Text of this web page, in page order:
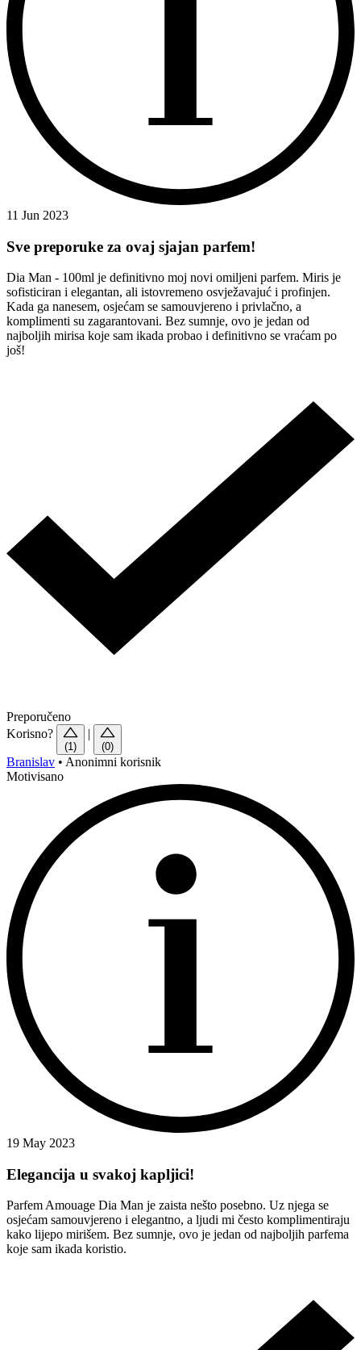
11 Jun 2023
Sve preporuke za ovaj sjajan parfem!
Dia Man - 100ml je definitivno moj novi omiljeni parfem. Miris je
sofisticiran i elegantan, ali istovremeno osvježavajuć i profinjen.
Kada ga nanesem, osjećam se samouvjereno i privlačno, a
komplimenti su zagarantovani. Bez sumnje, ovo je jedan od
najboljih mirisa koje sam ikada probao i definitivno se vraćam po
još!
Preporučeno
Korisno?
(1)
|
(0)
Branislav • Anonimni korisnik
Motivisano
19 May 2023
Elegancija u svakoj kapljici!
Parfem Amouage Dia Man je zaista nešto posebno. Uz njega se
osjećam samouvjereno i elegantno, a ljudi mi često komplimentiraju
kako lijepo mirišem. Bez sumnje, ovo je jedan od najboljih parfema
koje sam ikada koristio.